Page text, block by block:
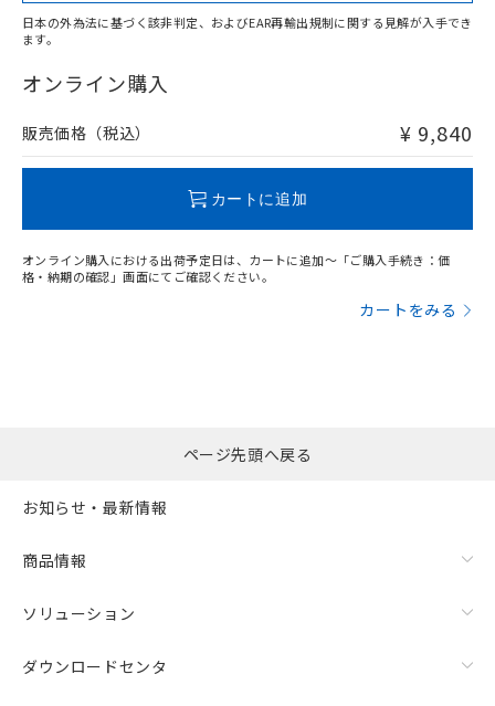
在庫等で未対応品が混在する可能性があります。
問い合わせください。
日本の外為法に基づく該非判定、およびEAR再輸出規制に関する見解が入手でき
ます。
オンライン購入
販売価格（税込） ¥ 9,840
カートに追加
オンライン購入における出荷予定日は、カートに追加～「ご購入手続き：価
格・納期の確認」画面にてご確認ください。
カートをみる
ページ先頭へ戻る
お知らせ・最新情報
商品情報
ソリューション
ダウンロードセンタ